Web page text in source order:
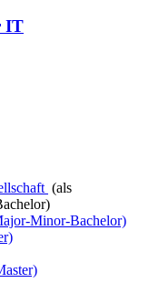
IT
(als
Minor-Bachelor)